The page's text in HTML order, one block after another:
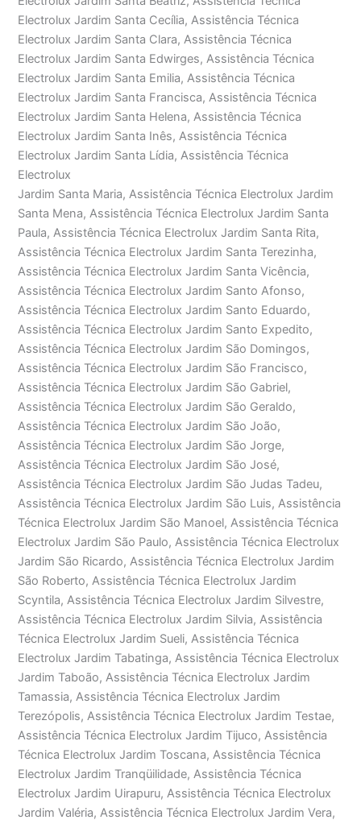
Electrolux Jardim Santa Cecília, Assistência Técnica
Electrolux Jardim Santa Clara, Assistência Técnica
Electrolux Jardim Santa Edwirges, Assistência Técnica
Electrolux Jardim Santa Emilia, Assistência Técnica
Electrolux Jardim Santa Francisca, Assistência Técnica
Electrolux Jardim Santa Helena, Assistência Técnica
Electrolux Jardim Santa Inês, Assistência Técnica
Electrolux Jardim Santa Lídia, Assistência Técnica
Electrolux
Jardim Santa Maria, Assistência Técnica Electrolux Jardim
Santa Mena, Assistência Técnica Electrolux Jardim Santa
Paula, Assistência Técnica Electrolux Jardim Santa Rita,
Assistência Técnica Electrolux Jardim Santa Terezinha,
Assistência Técnica Electrolux Jardim Santa Vicência,
Assistência Técnica Electrolux Jardim Santo Afonso,
Assistência Técnica Electrolux Jardim Santo Eduardo,
Assistência Técnica Electrolux Jardim Santo Expedito,
Assistência Técnica Electrolux Jardim São Domingos,
Assistência Técnica Electrolux Jardim São Francisco,
Assistência Técnica Electrolux Jardim São Gabriel,
Assistência Técnica Electrolux Jardim São Geraldo,
Assistência Técnica Electrolux Jardim São João,
Assistência Técnica Electrolux Jardim São Jorge,
Assistência Técnica Electrolux Jardim São José,
Assistência Técnica Electrolux Jardim São Judas Tadeu,
Assistência Técnica Electrolux Jardim São Luis, Assistência
Técnica Electrolux Jardim São Manoel, Assistência Técnica
Electrolux Jardim São Paulo, Assistência Técnica Electrolux
Jardim São Ricardo, Assistência Técnica Electrolux Jardim
São Roberto, Assistência Técnica Electrolux Jardim
Scyntila, Assistência Técnica Electrolux Jardim Silvestre,
Assistência Técnica Electrolux Jardim Silvia, Assistência
Técnica Electrolux Jardim Sueli, Assistência Técnica
Electrolux Jardim Tabatinga, Assistência Técnica Electrolux
Jardim Taboão, Assistência Técnica Electrolux Jardim
Tamassia, Assistência Técnica Electrolux Jardim
Terezópolis, Assistência Técnica Electrolux Jardim Testae,
Assistência Técnica Electrolux Jardim Tijuco, Assistência
Técnica Electrolux Jardim Toscana, Assistência Técnica
Electrolux Jardim Tranqüilidade, Assistência Técnica
Electrolux Jardim Uirapuru, Assistência Técnica Electrolux
Jardim Valéria, Assistência Técnica Electrolux Jardim Vera,